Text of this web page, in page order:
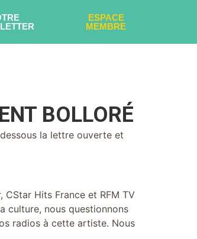
ESPACE
MEMBRE
BOLLORÉ
la lettre ouverte et
CStar Hits France et RFM TV
culture, nous questionnons
radios à cette artiste. Nous